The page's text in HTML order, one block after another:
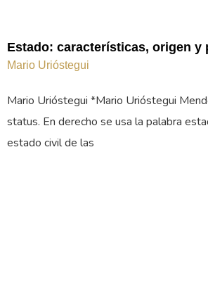
Estado: características, origen y
Mario Urióstegui
Mario Urióstegui *Mario Urióstegui
status. En derecho se usa la palabra
estado civil de las